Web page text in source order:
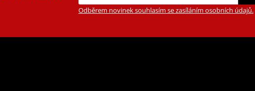
Odběrem novinek souhlasím se zasíláním osobních údajů.